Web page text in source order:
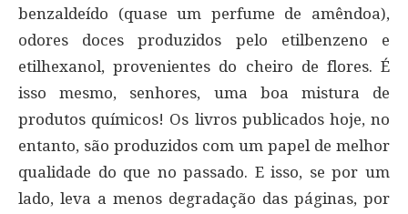
benzaldeído (quase um perfume de amêndoa),
odores doces produzidos pelo etilbenzeno e
etilhexanol, provenientes do cheiro de flores. É
isso mesmo, senhores, uma boa mistura de
produtos químicos! Os livros publicados hoje, no
entanto, são produzidos com um papel de melhor
qualidade do que no passado. E isso, se por um
lado, leva a menos degradação das páginas, por